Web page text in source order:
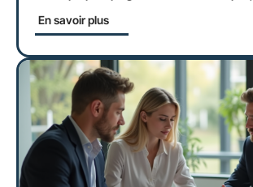
En savoir plus